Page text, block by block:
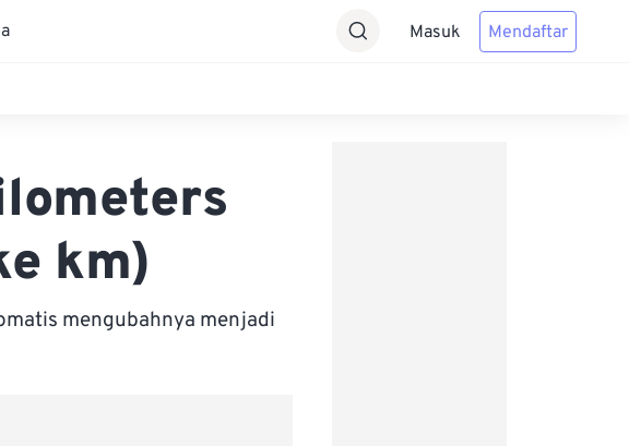
Masuk Mendaftar
km)
mengubahnya menjadi